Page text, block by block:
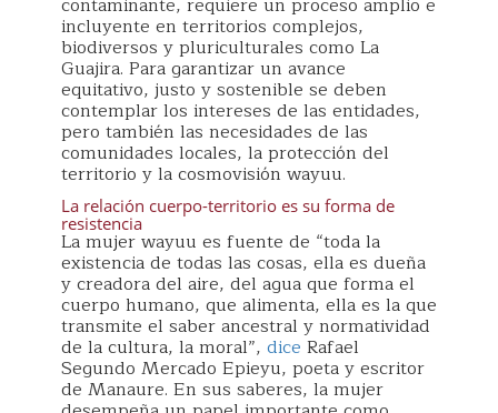
incluyente en territorios complejos,
biodiversos y pluriculturales como La
Guajira. Para garantizar un avance
equitativo, justo y sostenible se deben
contemplar los intereses de las entidades,
pero también las necesidades de las
comunidades locales, la protección del
territorio y la cosmovisión wayuu.
La relación cuerpo-territorio es su forma de
resistencia
La mujer wayuu es fuente de “toda la
existencia de todas las cosas, ella es dueña
y creadora del aire, del agua que forma el
cuerpo humano, que alimenta, ella es la que
transmite el saber ancestral y normatividad
de la cultura, la moral”, dice Rafael
Segundo Mercado Epieyu, poeta y escritor
de Manaure. En sus saberes, la mujer